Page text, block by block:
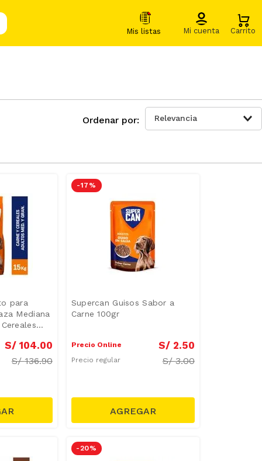
Relevancia
para
Mediana
S/ 104.00
S/136.90
-17 %
Supercan Guisos Sabor a
Carne 100gr
Precio Online S/ 2.50
Precio regular S/3.00
-20 %